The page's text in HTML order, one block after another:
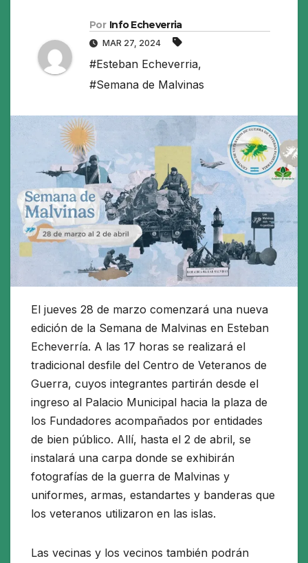
Por Info Echeverria
MAR 27, 2024
#Esteban Echeverria,
#Semana de Malvinas
El jueves 28 de marzo comenzará una nueva
edición de la Semana de Malvinas en Esteban
Echeverría. A las 17 horas se realizará el
tradicional desfile del Centro de Veteranos de
Guerra, cuyos integrantes partirán desde el
ingreso al Palacio Municipal hacia la plaza de
los Fundadores acompañados por entidades
de bien público. Allí, hasta el 2 de abril, se
instalará una carpa donde se exhibirán
fotografías de la guerra de Malvinas y
uniformes, armas, estandartes y banderas que
los veteranos utilizaron en las islas.
Las vecinas y los vecinos también podrán